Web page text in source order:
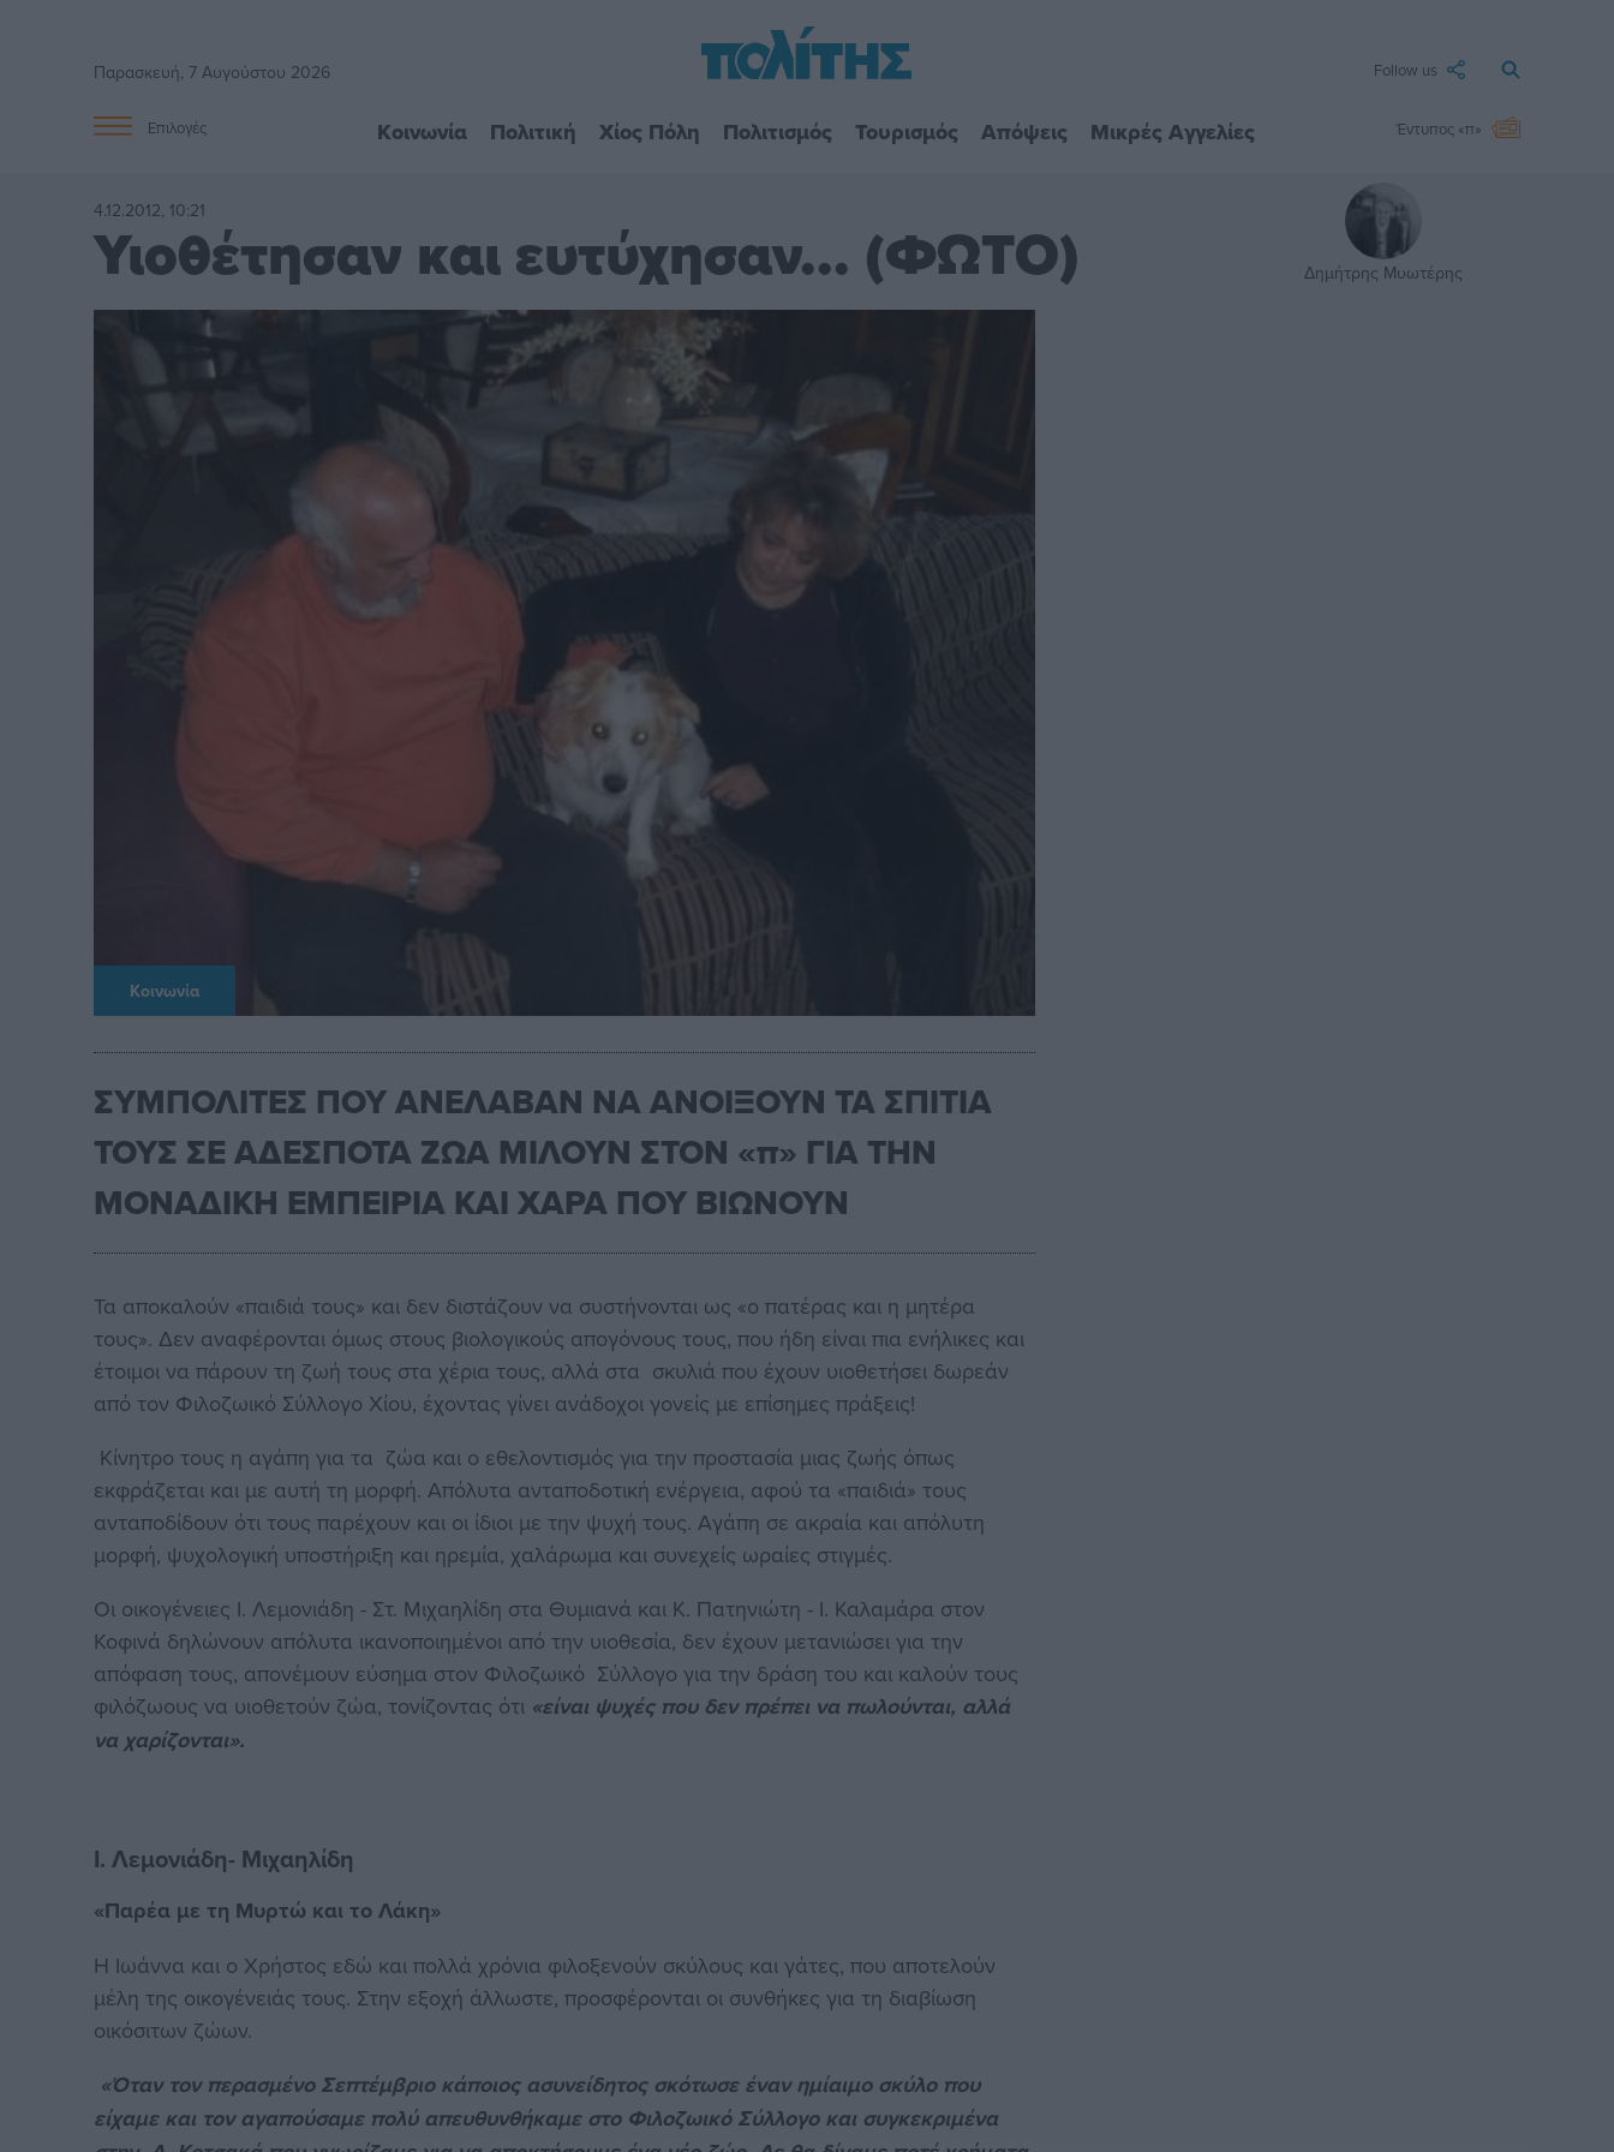
Παρασκευή, 7 Αυγούστου 2026 Follow us
Επιλογές Κοινωνία Πολιτική Χίος Πόλη Πολιτισμός Τουρισμός Απόψεις Μικρές Αγγελίες Έντυπος «π»
4.12.2012, 10:21
Υιοθέτησαν και ευτύχησαν... (ΦΩΤΟ) Δημήτρης Μυωτέρης
Κοινωνία
ΣΥΜΠΟΛΙΤΕΣ ΠΟΥ ΑΝΕΛΑΒΑΝ ΝΑ ΑΝΟΙΞΟΥΝ ΤΑ ΣΠΙΤΙΑ
ΤΟΥΣ ΣΕ ΑΔΕΣΠΟΤΑ ΖΩΑ ΜΙΛΟΥΝ ΣΤΟΝ «π» ΓΙΑ ΤΗΝ
ΜΟΝΑΔΙΚΗ ΕΜΠΕΙΡΙΑ ΚΑΙ ΧΑΡΑ ΠΟΥ ΒΙΩΝΟΥΝ
Τα αποκαλούν «παιδιά τους» και δεν διστάζουν να συστήνονται ως «ο πατέρας και η μητέρα
τους». Δεν αναφέρονται όμως στους βιολογικούς απογόνους τους, που ήδη είναι πια ενήλικες και
έτοιμοι να πάρουν τη ζωή τους στα χέρια τους, αλλά στα σκυλιά που έχουν υιοθετήσει δωρεάν
από τον Φιλοζωικό Σύλλογο Χίου, έχοντας γίνει ανάδοχοι γονείς με επίσημες πράξεις!
Κίνητρο τους η αγάπη για τα ζώα και ο εθελοντισμός για την προστασία μιας ζωής όπως
εκφράζεται και με αυτή τη μορφή. Απόλυτα ανταποδοτική ενέργεια, αφού τα «παιδιά» τους
ανταποδίδουν ότι τους παρέχουν και οι ίδιοι με την ψυχή τους. Αγάπη σε ακραία και απόλυτη
μορφή, ψυχολογική υποστήριξη και ηρεμία, χαλάρωμα και συνεχείς ωραίες στιγμές.
Οι οικογένειες Ι. Λεμονιάδη - Στ. Μιχαηλίδη στα Θυμιανά και Κ. Πατηνιώτη - Ι. Καλαμάρα στον
Κοφινά δηλώνουν απόλυτα ικανοποιημένοι από την υιοθεσία, δεν έχουν μετανιώσει για την
απόφαση τους, απονέμουν εύσημα στον Φιλοζωικό Σύλλογο για την δράση του και καλούν τους
φιλόζωους να υιοθετούν ζώα, τονίζοντας ότι «είναι ψυχές που δεν πρέπει να πωλούνται, αλλά
να χαρίζονται».
Ι. Λεμονιάδη- Μιχαηλίδη
«Παρέα με τη Μυρτώ και το Λάκη»
Η Ιωάννα και ο Χρήστος εδώ και πολλά χρόνια φιλοξενούν σκύλους και γάτες, που αποτελούν
μέλη της οικογένειάς τους. Στην εξοχή άλλωστε, προσφέρονται οι συνθήκες για τη διαβίωση
οικόσιτων ζώων.
«Όταν τον περασμένο Σεπτέμβριο κάποιος ασυνείδητος σκότωσε έναν ημίαιμο σκύλο που
είχαμε και τον αγαπούσαμε πολύ απευθυνθήκαμε στο Φιλοζωικό Σύλλογο και συγκεκριμένα